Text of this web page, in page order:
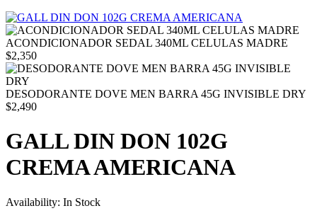
ACONDICIONADOR SEDAL 340ML CELULAS MADRE
$2,350
DESODORANTE DOVE MEN BARRA 45G INVISIBLE DRY
$2,490
GALL DIN DON 102G
CREMA AMERICANA
Availability: In Stock